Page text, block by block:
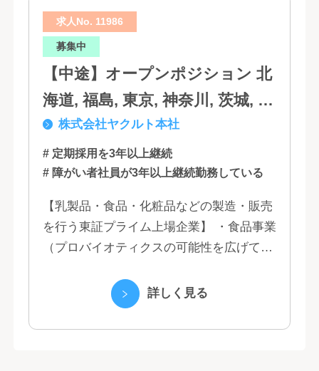
求人No. 11986
募集中
【中途】オープンポジション 北
海道, 福島, 東京, 神奈川, 茨城, 静
岡, 大阪, 兵庫, 福岡, 佐賀
株式会社ヤクルト本社
# 定期採用を3年以上継続
# 障がい者社員が3年以上継続勤務している
【乳製品・食品・化粧品などの製造・販売
を行う東証プライム上場企業】 ・食品事業
（プロバイオティクスの可能性を広げてい
る優れた機能性飲料） ・国際事業（40の
詳しく見る